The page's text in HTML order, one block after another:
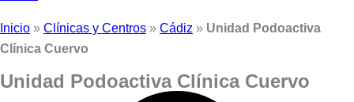
Inicio » Clínicas y Centros » Cádiz » Unidad Podoactiva
Clínica Cuervo
Unidad Podoactiva Clínica Cuervo